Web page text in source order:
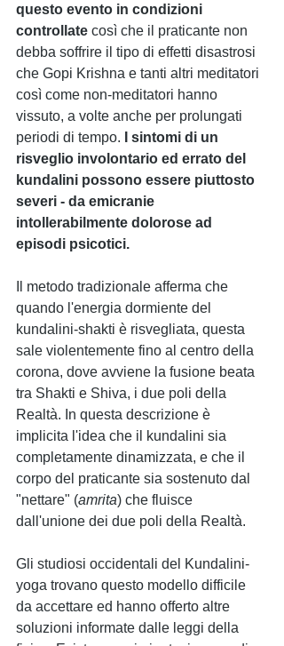
questo evento in condizioni
controllate così che il praticante non
debba soffrire il tipo di effetti disastrosi
che Gopi Krishna e tanti altri meditatori
così come non-meditatori hanno
vissuto, a volte anche per prolungati
periodi di tempo. I sintomi di un
risveglio involontario ed errato del
kundalini possono essere piuttosto
severi - da emicranie
intollerabilmente dolorose ad
episodi psicotici.
Il metodo tradizionale afferma che
quando l'energia dormiente del
kundalini-shakti è risvegliata, questa
sale violentemente fino al centro della
corona, dove avviene la fusione beata
tra Shakti e Shiva, i due poli della
Realtà. In questa descrizione è
implicita l'idea che il kundalini sia
completamente dinamizzata, e che il
corpo del praticante sia sostenuto dal
"nettare" (amrita) che fluisce
dall'unione dei due poli della Realtà.
Gli studiosi occidentali del Kundalini-
yoga trovano questo modello difficile
da accettare ed hanno offerto altre
soluzioni informate dalle leggi della